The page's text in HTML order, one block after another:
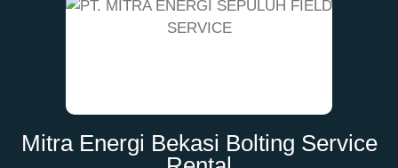
Mitra Energi Bekasi Bolting Service